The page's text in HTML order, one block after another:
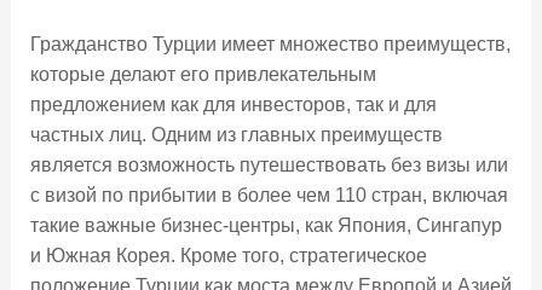
Гражданство Турции имеет множество преимуществ,
которые делают его привлекательным
предложением как для инвесторов, так и для
частных лиц. Одним из главных преимуществ
является возможность путешествовать без визы или
с визой по прибытии в более чем 110 стран, включая
такие важные бизнес-центры, как Япония, Сингапур
и Южная Корея. Кроме того, стратегическое
положение Турции как моста между Европой и Азией